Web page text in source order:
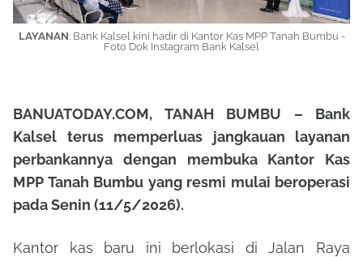
LAYANAN: Bank Kalsel kini hadir di Kantor Kas MPP Tanah Bumbu -
Foto Dok Instagram Bank Kalsel
BANUATODAY.COM, TANAH BUMBU – Bank
Kalsel terus memperluas jangkauan layanan
perbankannya dengan membuka Kantor Kas
MPP Tanah Bumbu yang resmi mulai beroperasi
pada Senin (11/5/2026).
Kantor kas baru ini berlokasi di Jalan Raya